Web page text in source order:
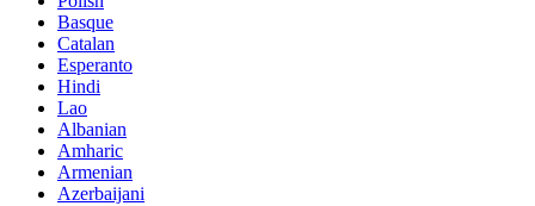
Basque
Catalan
Esperanto
Hindi
Lao
Albanian
Amharic
Armenian
Azerbaijani